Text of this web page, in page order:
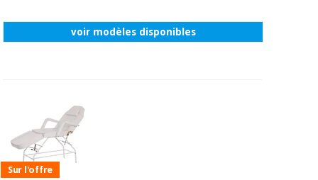
voir modèles disponibles
Sur l'offre